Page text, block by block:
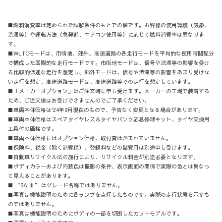
■燃料消費率は定められた試験条件のもとでの値です。お客様の使用環境（気象、
渋滞等）や運転方法（急発進、エアコン使用等）に応じて燃料消費率は異なりま
す。
■WLTCモードは、市街地、郊外、高速道路の各走行モードを平均的な使用時間配分
で構成した国際的な走行モードです。市街地モードは、信号や渋滞等の影響を受け
る比較的低速な走行を想定し、郊外モードは、信号や渋滞等の影響をあまり受けな
い走行を想定、高速道路モードは、高速道路等での走行を想定しています。
■「メーカーオプション」はご注文時に申し受けます。メーカーの工場で装着する
ため、ご注文後はお受けできませんのでご了承ください。
■車両本体価格は'24年9月現在のもので、予告なく変更となる場合があります。
■車両本体価格はスペアタイヤレス＆タイヤパンク応急修理キット、タイヤ交換用
工具付の価格です。
■車両本体価格にはオプション価格、取付費は含まれていません。
■保険料、税金（除く消費税）、登録料などの諸費用は別途申し受けます。
■自動車リサイクル法の施行により、リサイクル料金が別途必要となります。
■ボディカラーおよび内装色は撮影の条件、表示画面の関係で実際の色とは異なっ
て見えることがあります。
■ “SA Ⅲ” はグレード名称ではありません。
■写真は機能説明のために各ランプを点灯したものです。実際の走行状態を示すも
のではありません。
■写真は機能説明のためにボディの一部を切断したカットモデルです。